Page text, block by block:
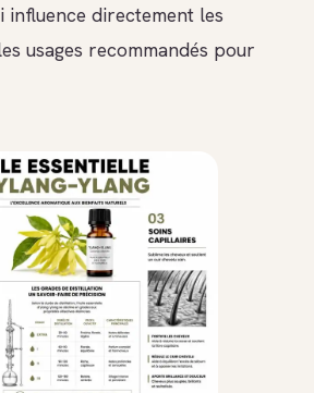
influence directement les
usages recommandés pour